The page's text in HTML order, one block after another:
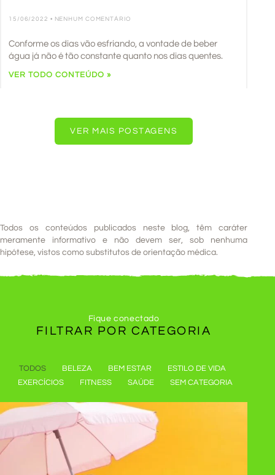
15/06/2022 NENHUM COMENTÁRIO
Conforme os dias vão esfriando, a vontade de beber
água já não é tão constante quanto nos dias quentes.
VER TODO CONTEÚDO »
VER MAIS POSTAGENS
Todos os conteúdos publicados neste blog, têm caráter
meramente informativo e não devem ser, sob nenhuma
hipótese, vistos como substitutos de orientação médica.
Fique conectado
FILTRAR POR CATEGORIA
TODOS BELEZA BEM ESTAR
ESTILO DE VIDA
EXERCÍCIOS
FITNESS SAÚDE SEM CATEGORIA